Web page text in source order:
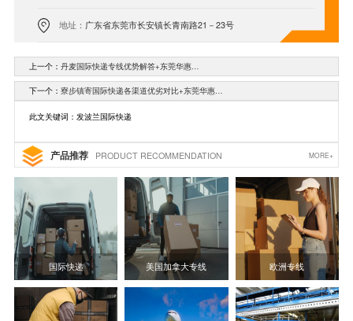
地址： 广东省东莞市长安镇长青南路21－23号
上一个： 丹麦国际快递专线优势解答+东莞华惠…
下一个： 寮步镇寄国际快递各渠道优劣对比+东莞华惠…
此文关键词：发波兰国际快递
产品推荐 PRODUCT RECOMMENDATION MORE+
国际快递 美国加拿大专线 欧洲专线